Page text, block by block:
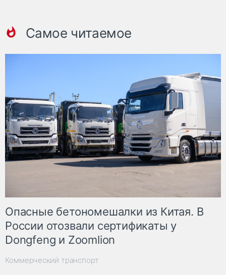
Самое читаемое
Опасные бетономешалки из Китая. В
России отозвали сертификаты у
Dongfeng и Zoomlion
Коммерческий транспорт